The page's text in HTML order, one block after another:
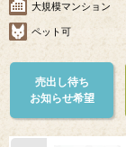
大規模マンション
ペット可
売出し待ち
お知らせ希望